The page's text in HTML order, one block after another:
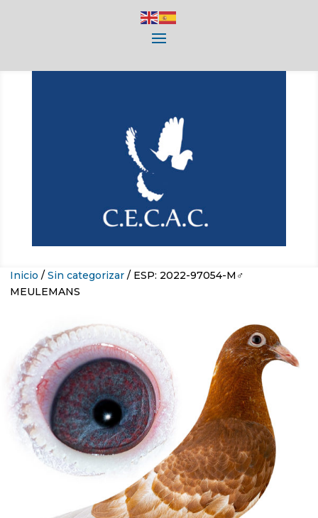
Inicio / Sin categorizar / ESP: 2022-97054-M♂
MEULEMANS